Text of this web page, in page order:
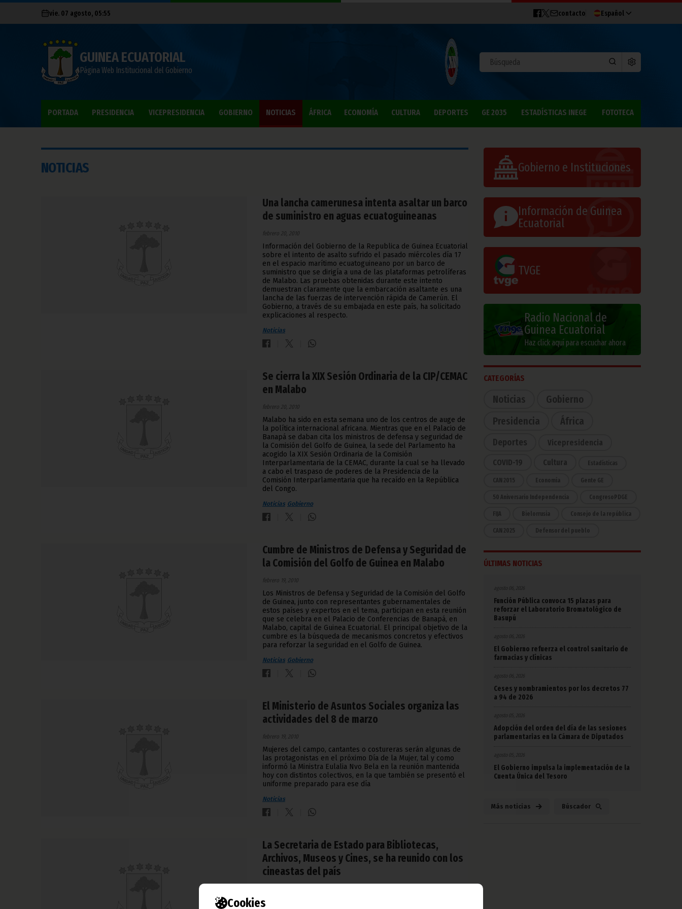
Cookies
vie. 07 agosto, 05:55 contacto Español
GUINEA ECUATORIAL
Página Web Institucional del Gobierno
PORTADA PRESIDENCIA VICEPRESIDENCIA GOBIERNO NOTICIAS ÁFRICA ECONOMÍA CULTURA DEPORTES GE 2035 ESTADÍSTICAS INEGE FOTOTECA
NOTICIAS
Una lancha camerunesa intenta asaltar un barco
de suministro en aguas ecuatoguineanas
febrero 20, 2010
Información del Gobierno de la Republica de Guinea Ecuatorial
sobre el intento de asalto sufrido el pasado miércoles día 17
en el espacio marítimo ecuatoguineano por un barco de
suministro que se dirigía a una de las plataformas petrolíferas
de Malabo. Las pruebas obtenidas durante este intento
demuestran claramente que la embarcación asaltante es una
lancha de las fuerzas de intervención rápida de Camerún. El
Gobierno, a través de su embajada en este país, ha solicitado
explicaciones al respecto.
Noticias
Se cierra la XIX Sesión Ordinaria de la CIP/CEMAC
en Malabo
febrero 20, 2010
Malabo ha sido en esta semana uno de los centros de auge de
la política internacional africana. Mientras que en el Palacio de
Banapá se daban cita los ministros de defensa y seguridad de
la Comisión del Golfo de Guinea, la sede del Parlamento ha
acogido la XIX Sesión Ordinaria de la Comisión
Interparlamentaria de la CEMAC, durante la cual se ha llevado
a cabo el traspaso de poderes de la Presidencia de la
Comisión Interparlamentaria que ha recaído en la República
del Congo.
Noticias Gobierno
Cumbre de Ministros de Defensa y Seguridad de
la Comisión del Golfo de Guinea en Malabo
febrero 19, 2010
Los Ministros de Defensa y Seguridad de la Comisión del Golfo
de Guinea, junto con representantes gubernamentales de
estos países y expertos en el tema, participan en esta reunión
que se celebra en el Palacio de Conferencias de Banapá, en
Malabo, capital de Guinea Ecuatorial. El principal objetivo de la
cumbre es la búsqueda de mecanismos concretos y efectivos
para reforzar la seguridad en el Golfo de Guinea.
Noticias Gobierno
El Ministerio de Asuntos Sociales organiza las
actividades del 8 de marzo
febrero 19, 2010
Mujeres del campo, cantantes o costureras serán algunas de
las protagonistas en el próximo Día de la Mujer, tal y como
informó la Ministra Eulalia Nvo Bela en la reunión mantenida
hoy con distintos colectivos, en la que también se presentó el
uniforme preparado para ese día
Noticias
La Secretaria de Estado para Bibliotecas,
Archivos, Museos y Cines, se ha reunido con los
cineastas del país
Guillermina Mekuy Mba Obono se reunió ayer día 18 con los
Gobierno e Instituciones
Información de Guinea
Ecuatorial
TVGE
Radio Nacional de
Guinea Ecuatorial
Haz click aquí para escuchar ahora
CATEGORÍAS
Noticias
Gobierno
Presidencia
África
Deportes Vicepresidencia
COVID-19 Cultura Estadísticas
CAN 2015 Economía Gente GE
50 Aniversario Independencia CongresoPDGE
FIJA Bielorrusia Consejo de la república
CAN 2025 Defensor del pueblo
ÚLTIMAS NOTICIAS
agosto 06, 2026
Función Pública convoca 15 plazas para
reforzar el Laboratorio Bromatológico de
Basupú
agosto 06, 2026
El Gobierno refuerza el control sanitario de
farmacias y clínicas
agosto 06, 2026
Ceses y nombramientos por los decretos 77
a 94 de 2026
agosto 05, 2026
Adopción del orden del día de las sesiones
parlamentarias en la Cámara de Diputados
agosto 05, 2026
El Gobierno impulsa la implementación de la
Cuenta Única del Tesoro
Más noticias Búscador